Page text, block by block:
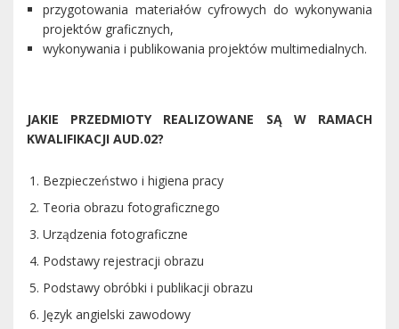
przygotowania materiałów cyfrowych do wykonywania
projektów graficznych,
wykonywania i publikowania projektów multimedialnych.
JAKIE PRZEDMIOTY REALIZOWANE SĄ W RAMACH
KWALIFIKACJI AUD.02?
Bezpieczeństwo i higiena pracy
Teoria obrazu fotograficznego
Urządzenia fotograficzne
Podstawy rejestracji obrazu
Podstawy obróbki i publikacji obrazu
Język angielski zawodowy